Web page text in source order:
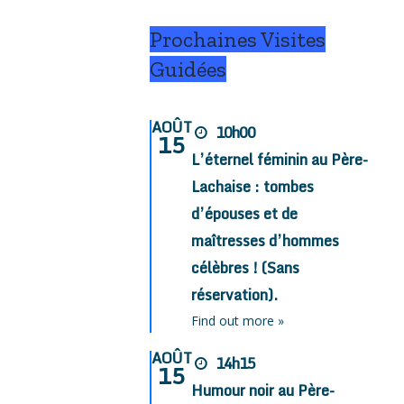
Prochaines Visites
Guidées
AOÛT
15
10h00
L’éternel féminin au Père-
Lachaise : tombes
d’épouses et de
maîtresses d’hommes
célèbres ! (Sans
réservation).
Find out more »
AOÛT
15
14h15
Humour noir au Père-